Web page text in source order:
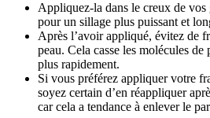
Appliquez-la dans le creux de vos
pour un sillage plus puissant et
Après l’avoir appliqué, évitez de
peau. Cela casse les molécules de
plus rapidement.
Si vous préférez appliquer votre
soyez certain d’en réappliquer
car cela a tendance à enlever le